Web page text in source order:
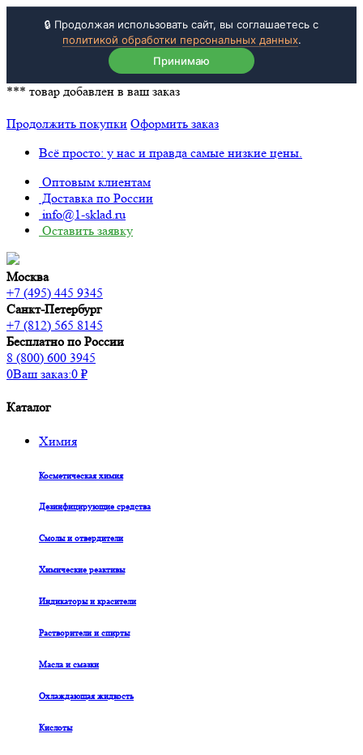
🔒 Продолжая использовать сайт, вы соглашаетесь с
политикой обработки персональных данных.
Принимаю
*** товар добавлен в ваш заказ
Продолжить покупки Оформить заказ
Всё просто: у нас и правда самые низкие цены.
Оптовым клиентам
Доставка по России
info@1-sklad.ru
Оставить заявку
Москва
+7 (495) 445 9345
Санкт-Петербург
+7 (812) 565 8145
Бесплатно по России
8 (800) 600 3945
0Ваш заказ:0 ₽
Каталог
Химия
Косметическая химия
Дезинфицирующие средства
Смолы и отвердители
Химические реактивы
Индикаторы и красители
Растворители и спирты
Масла и смазки
Охлаждающая жидкость
Кислоты